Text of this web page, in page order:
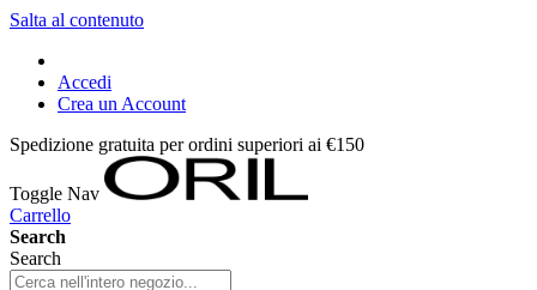
Salta al contenuto
Accedi
Crea un Account
Spedizione gratuita per ordini superiori ai €150
Toggle Nav
Carrello
Search
Search